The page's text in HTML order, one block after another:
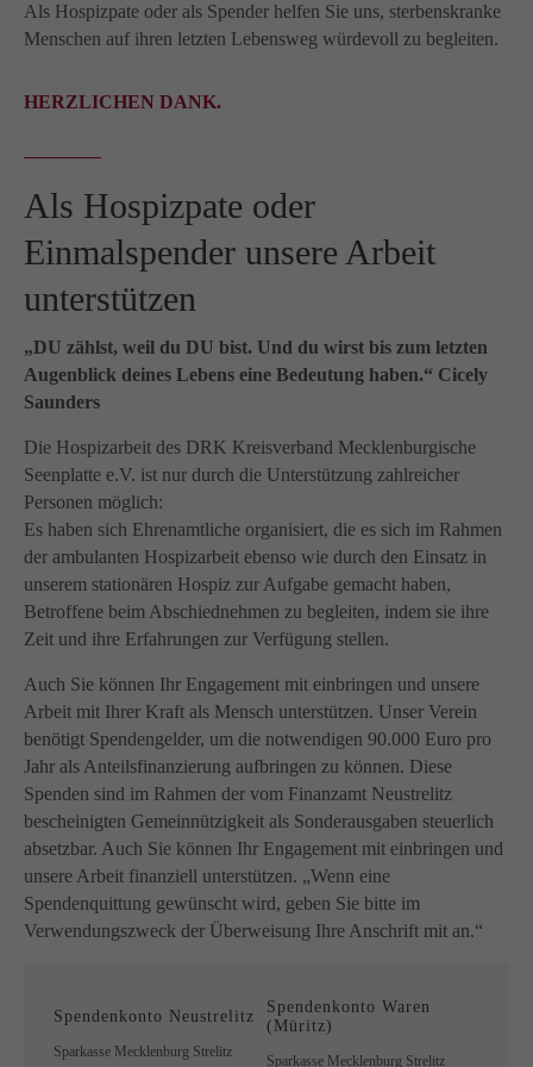
About us
Lorem ipsum dolor sit amet, consectetuer adipiscing
Aenean commodo ligula eget dolor. Aenean massa.
Cum sociis natoque penatibus et magnis dis parturient
montes, nascetur ridiculus mus. Donec quam felis,
ultricies nec.
Als Hospizpate oder als Spender helfen Sie uns, sterbenskranke
Menschen auf ihren letzten Lebensweg würdevoll zu begleiten.
HERZLICHEN DANK.
Als Hospizpate oder
Einmalspender unsere Arbeit
unterstützen
„DU zählst, weil du DU bist. Und du wirst bis zum letzten
Augenblick deines Lebens eine Bedeutung haben.“ Cicely
Saunders
Die Hospizarbeit des DRK Kreisverband Mecklenburgische
Seenplatte e.V. ist nur durch die Unterstützung zahlreicher
Personen möglich:
Es haben sich Ehrenamtliche organisiert, die es sich im Rahmen
der ambulanten Hospizarbeit ebenso wie durch den Einsatz in
unserem stationären Hospiz zur Aufgabe gemacht haben,
Betroffene beim Abschiednehmen zu begleiten, indem sie ihre
Zeit und ihre Erfahrungen zur Verfügung stellen.
Auch Sie können Ihr Engagement mit einbringen und unsere
Arbeit mit Ihrer Kraft als Mensch unterstützen. Unser Verein
benötigt Spendengelder, um die notwendigen 90.000 Euro pro
Jahr als Anteilsfinanzierung aufbringen zu können. Diese
Spenden sind im Rahmen der vom Finanzamt Neustrelitz
bescheinigten Gemeinnützigkeit als Sonderausgaben steuerlich
absetzbar. Auch Sie können Ihr Engagement mit einbringen und
unsere Arbeit finanziell unterstützen. „Wenn eine
Spendenquittung gewünscht wird, geben Sie bitte im
Verwendungszweck der Überweisung Ihre Anschrift mit an.“
Spendenkonto Neustrelitz
Sparkasse Mecklenburg Strelitz
Spendenkonto Waren
(Müritz)
Sparkasse Mecklenburg Strelitz